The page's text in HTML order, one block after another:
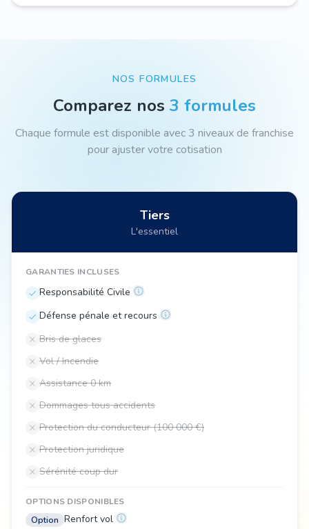
NOS FORMULES
Comparez nos 3 formules
Chaque formule est disponible avec 3 niveaux de franchise
pour ajuster votre cotisation
Tiers
L'essentiel
GARANTIES INCLUSES
Responsabilité Civile
Défense pénale et recours
Bris de glaces
Vol / Incendie
Assistance 0 km
Dommages tous accidents
Protection du conducteur (100 000 €)
Protection juridique
Sérénité coup dur
OPTIONS DISPONIBLES
Option Renfort vol